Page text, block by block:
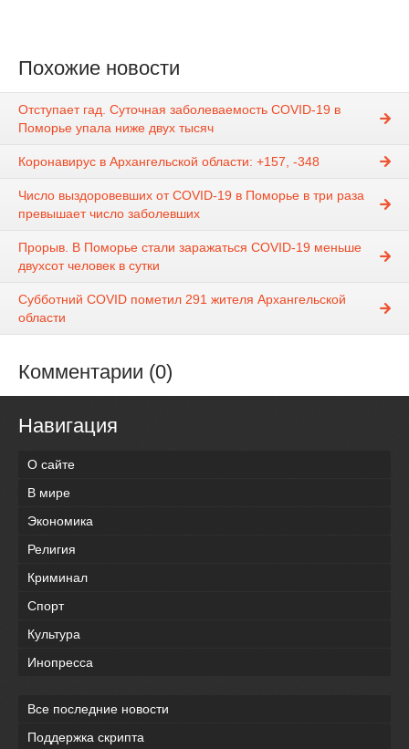
Похожие новости
Отступает гад. Суточная заболеваемость COVID-19 в
Поморье упала ниже двух тысяч
Коронавирус в Архангельской области: +157, -348
Число выздоровевших от COVID-19 в Поморье в три раза
превышает число заболевших
Прорыв. В Поморье стали заражаться COVID-19 меньше
двухсот человек в сутки
Субботний COVID пометил 291 жителя Архангельской
области
Комментарии (0)
Навигация
О сайте
В мире
Экономика
Религия
Криминал
Спорт
Культура
Инопресса
Все последние новости
Поддержка скрипта